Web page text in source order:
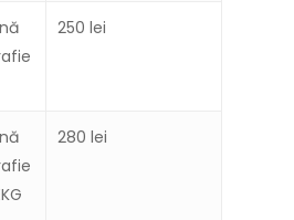
250 lei
280 lei